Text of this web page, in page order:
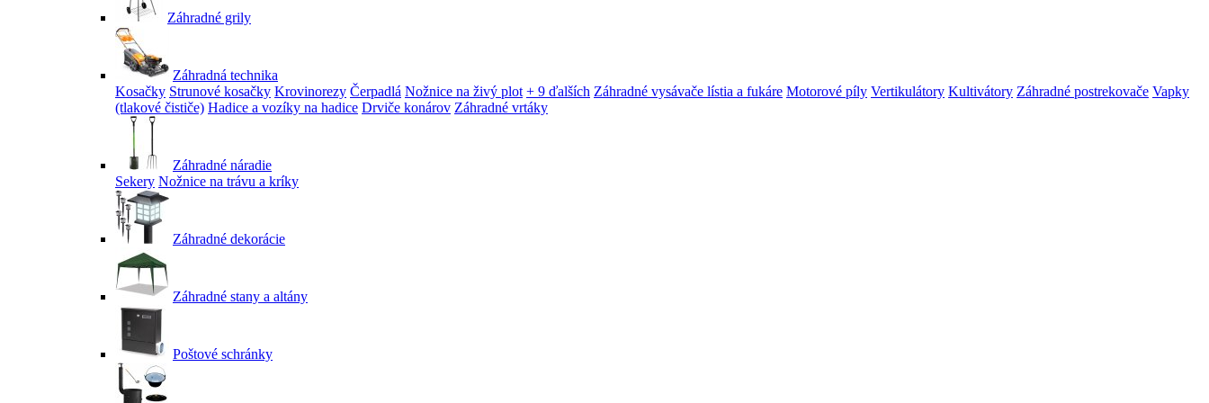
Záhradné grily
Záhradná technika
Kosačky Strunové kosačky Krovinorezy Čerpadlá Nožnice na živý plot + 9 ďalších Záhradné vysávače lístia a fukáre Motorové píly Vertikulátory Kultivátory Záhradné postrekovače Vapky
(tlakové čističe) Hadice a vozíky na hadice Drviče konárov Záhradné vrtáky
Záhradné náradie
Sekery Nožnice na trávu a kríky
Záhradné dekorácie
Záhradné stany a altány
Poštové schránky